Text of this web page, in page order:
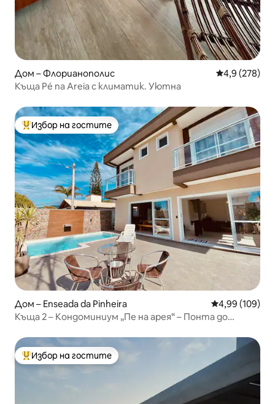
Дом – Флорианополис Средна
4,9 (278)
Къща Pé na Areia с климатик. Уютна
Най-популярен избор на гостите
Избор на гостите
Дом – Enseada da Pinheira Средна
4,99 (109)
Къща 2 – Кондоминиум „Пе на арея“ – Понта до
Най-популярен избор на гостите
Избор на гостите